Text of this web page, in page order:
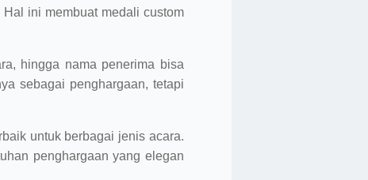
ini membuat medali custom
hingga nama penerima bisa
sebagai penghargaan, tetapi
untuk berbagai jenis acara.
penghargaan yang elegan